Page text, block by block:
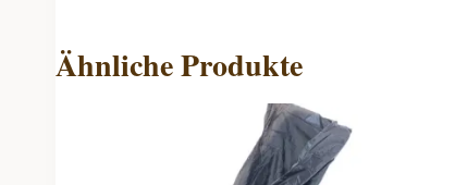
Ähnliche Produkte